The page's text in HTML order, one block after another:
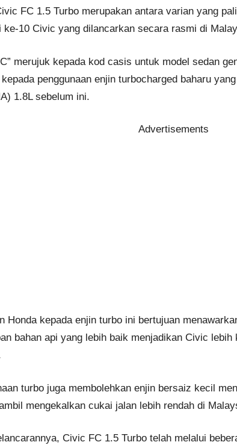
FC 1.5 Turbo merupakan antara varian yang
ke-10 Civic yang dilancarkan secara rasmi di
merujuk kepada kod casis untuk model sedan
penggunaan enjin turbocharged baharu
1.8L sebelum ini.
Advertisements
Honda kepada enjin turbo ini bertujuan
bahan api yang lebih baik menjadikan Civic
turbo juga membolehkan enjin bersaiz kecil
mengekalkan cukai jalan lebih rendah di
Civic FC 1.5 Turbo telah melalui